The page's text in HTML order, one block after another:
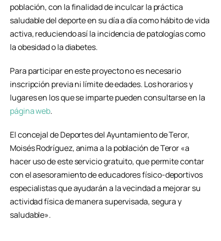
población, con la finalidad de inculcar la práctica
saludable del deporte en su día a día como hábito de vida
activa, reduciendo así la incidencia de patologías como
la obesidad o la diabetes.
Para participar en este proyecto no es necesario
inscripción previa ni límite de edades. Los horarios y
lugares en los que se imparte pueden consultarse en la
página web.
El concejal de Deportes del Ayuntamiento de Teror,
Moisés Rodríguez, anima a la población de Teror «a
hacer uso de este servicio gratuito, que permite contar
con el asesoramiento de educadores físico-deportivos
especialistas que ayudarán a la vecindad a mejorar su
actividad física de manera supervisada, segura y
saludable».